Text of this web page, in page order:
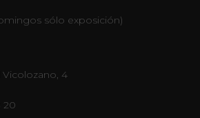
sólo exposición)
4
20